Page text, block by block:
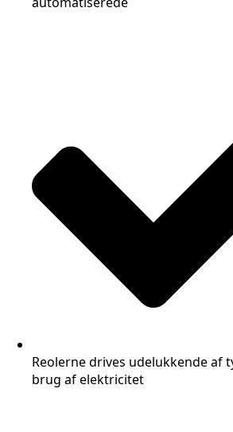
Reolerne drives udelukkende af
brug af elektricitet